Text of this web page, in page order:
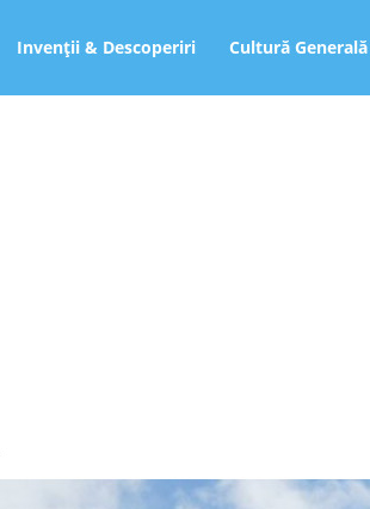
Invenții & Descoperiri Cultură Generală